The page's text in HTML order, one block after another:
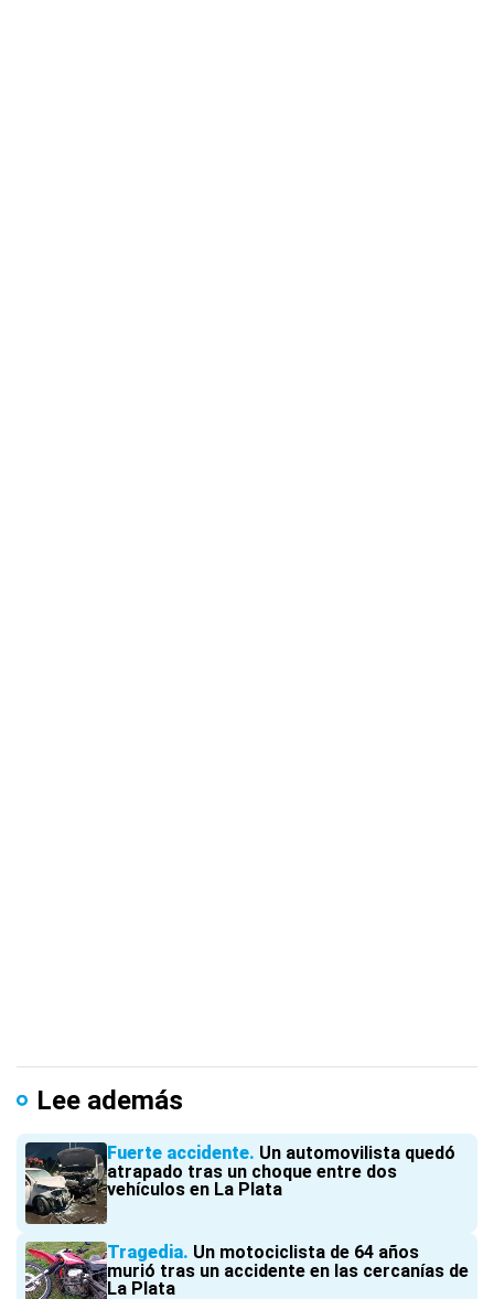
Lee además
Fuerte accidente Un automovilista quedó
atrapado tras un choque entre dos
vehículos en La Plata
Tragedia Un motociclista de 64 años
murió tras un accidente en las cercanías de
La Plata